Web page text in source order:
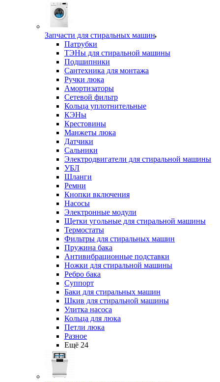
Запчасти для стиральных машин
Патрубки
ТЭНы для стиральной машины
Подшипники
Сантехника для монтажа
Ручки люка
Амортизаторы
Сетевой фильтр
Кольца уплотнительные
КЭНы
Крестовины
Манжеты люка
Датчики
Сальники
Электродвигатели для стиральной машины
УБЛ
Шланги
Ремни
Кнопки включения
Насосы
Электронные модули
Щетки угольные для стиральной машины
Термостаты
Фильтры для стиральных машин
Пружина бака
Антивибрационные подставки
Ножки для стиральной машины
Ребро бака
Суппорт
Баки для стиральных машин
Шкив для стиральной машины
Улитка насоса
Кольца для люка
Петли люка
Разное
Ещё 24